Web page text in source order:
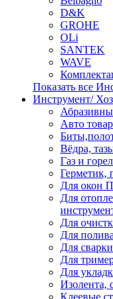
D&K
GROHE
OLi
SANTEK
WAVE
Показать все
Инструмент/
Авто
Вёдра,
Газ и
Герметик,
Для окон
Для
Для
Для полива
Для сварки
Для
Для
Изолента,
Клеевые